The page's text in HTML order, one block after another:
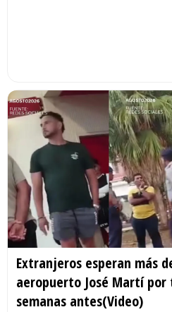
Extranjeros esperan más
aeropuerto José Martí
semanas antes(Video)